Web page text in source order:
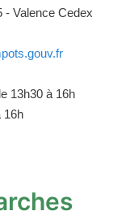
- Valence Cedex
13h30 à 16h
16h